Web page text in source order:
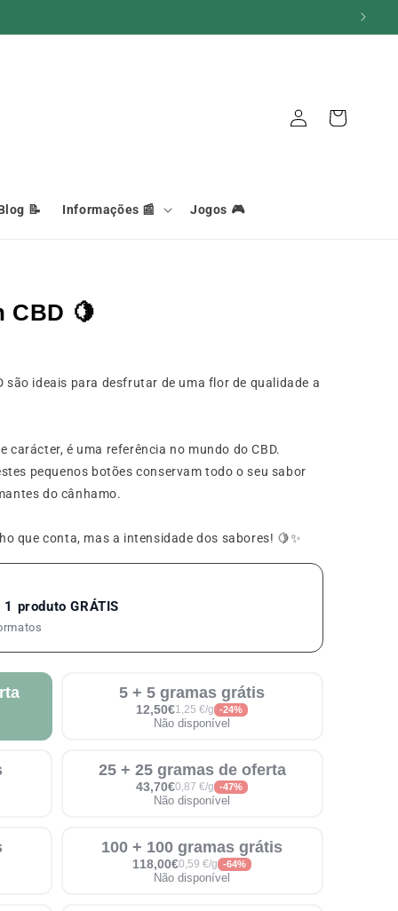
📝 Informações 📰 Jogos 🎮
sessão
Carrinho
CBD 🍋
são ideais para desfrutar de uma flor de qualidade a
carácter, é uma referência no mundo do CBD.
pequenos botões conservam todo o seu sabor
do cânhamo.
que conta, mas a intensidade dos sabores! 🍋✨
produto GRÁTIS
5 + 5 gramas grátis
12,50€1,25 €/g -24%
Não disponível
25 + 25 gramas de oferta
43,70€0,87 €/g -47%
Não disponível
100 + 100 gramas grátis
118,00€0,59 €/g -64%
Não disponível